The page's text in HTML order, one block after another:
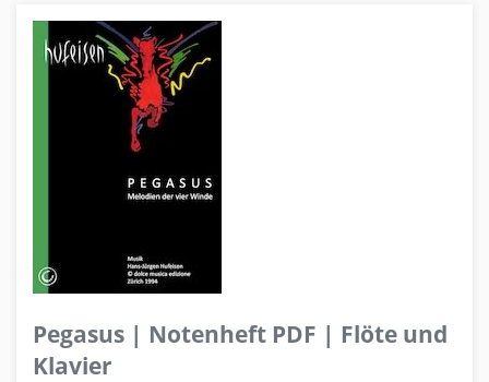
Pegasus | Notenheft PDF | Flöte und
Klavier